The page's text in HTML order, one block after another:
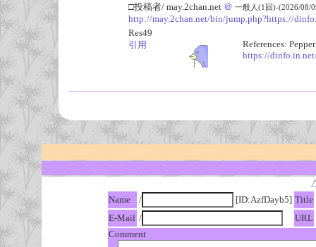
□投稿者/ may.2chan.net ＠ 一般人(1回)-(2026/08/
http://may.2chan.net/bin/jump.php?https://
Res49
引用
References:
https://
Name
/ [ID:AzfDayb5] Title
E-Mail / URL
Comment